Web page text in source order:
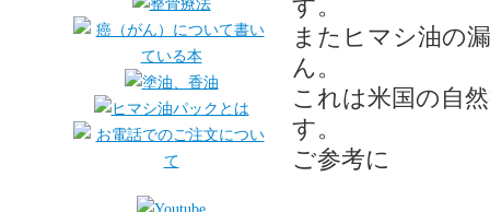
す。
またヒマシ油の
ん。
これは米国の自
す。
ご参考に